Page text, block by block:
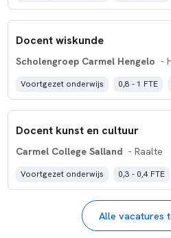
Docent wiskunde
Scholengroep Carmel Hengelo -
Voortgezet onderwijs 0,8 - 1 FTE
Docent kunst en cultuur
Carmel College Salland - Raalte
Voortgezet onderwijs 0,3 - 0,4 FTE
Alle vacatures